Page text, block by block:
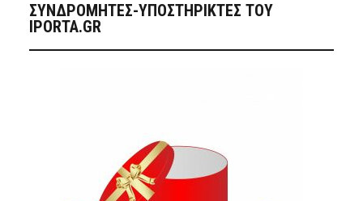
ΣΥΝΔΡΟΜΗΤΈΣ-ΥΠΟΣΤΗΡΙΚΤΈΣ ΤΟΥ
IPORTA.GR